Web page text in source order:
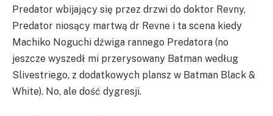
Predator wbijający się przez drzwi do doktor Revny,
Predator niosący martwą dr Revne i ta scena kiedy
Machiko Noguchi dźwiga rannego Predatora (no
jeszcze wyszedł mi przerysowany Batman według
Slivestriego, z dodatkowych plansz w Batman Black &
White). No, ale dość dygresji.